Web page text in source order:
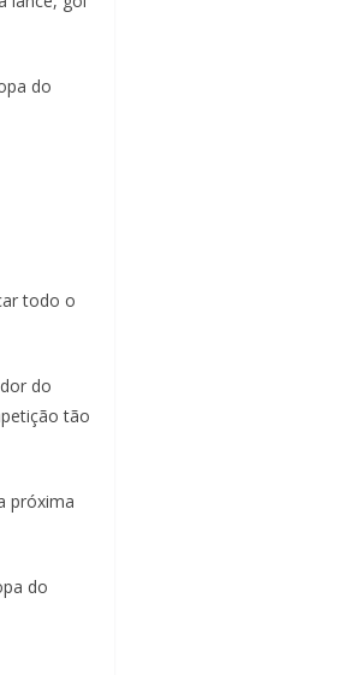
do
todo o
do
tão
próxima
do